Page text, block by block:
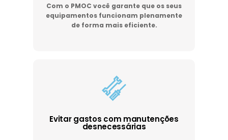
Com o PMOC você garante que os seus
equipamentos funcionam plenamente
de forma mais eficiente.
Evitar gastos com manutenções
desnecessárias